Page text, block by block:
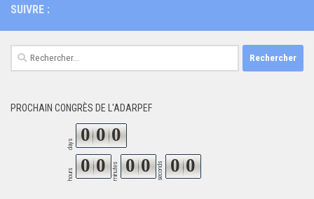
SUIVRE :
Rechercher :
PROCHAIN CONGRÈS DE L'ADARPEF
days 0 0 0
hours 0 0 minutes 0 0 seconds 0 0